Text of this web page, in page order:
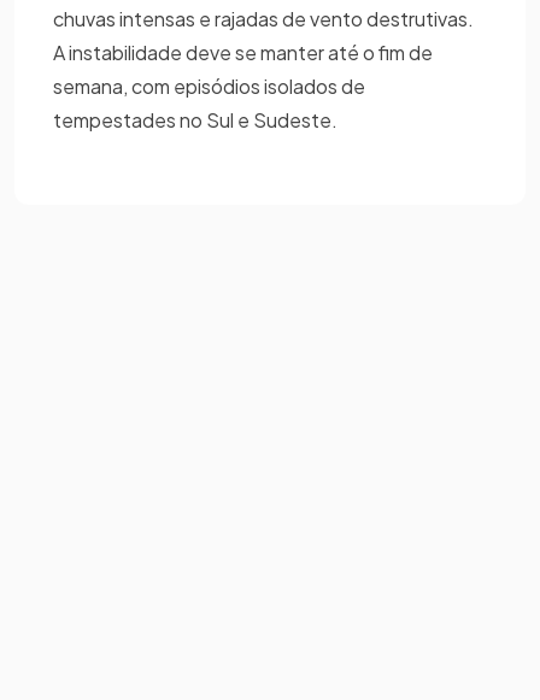
chuvas intensas e rajadas de vento destrutivas.
A instabilidade deve se manter até o fim de
semana, com episódios isolados de
tempestades no Sul e Sudeste.